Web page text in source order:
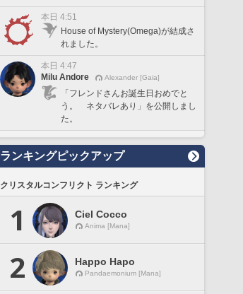
本日 4:51
House of Mystery(Omega)が結成さ
れました。
本日 4:47
Milu Andore
Alexander [Gaia]
「フレンドさんお誕生日おめでと
う。 ネタバレあり」を公開しまし
た。
ランキングピックアップ
クリスタルコンフリクト ランキング
1 Ciel Cocco
Anima [Mana]
2 Happo Hapo
Pandaemonium [Mana]